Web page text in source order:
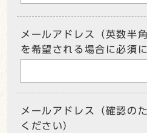
メールアドレス（英数半
を希望される場合に必須
メールアドレス（確認の
ください）